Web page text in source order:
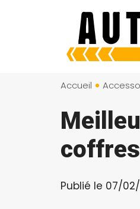
Accueil
Publié le 07/02/